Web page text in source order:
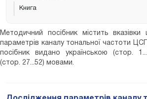
Книга
Методичний посібник містить
параметрів каналу тональної частоти
посібник видано українською (стор.
(стор. 27...52) мовами.